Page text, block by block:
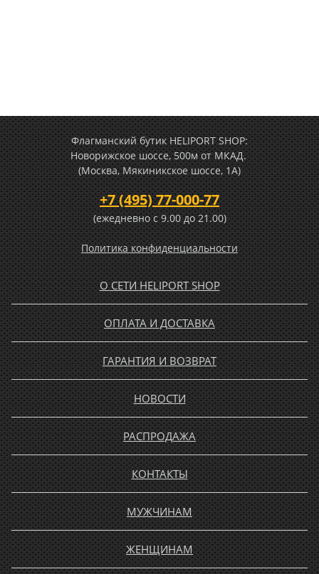
Флагманский бутик HELIPORT SHOP:
Новорижское шоссе, 500м от МКАД.
(Москва, Мякиникское шоссе, 1А)
+7 (495) 77-000-77
(ежедневно c 9.00 до 21.00)
Политика конфиденциальности
О СЕТИ HELIPORT SHOP
ОПЛАТА И ДОСТАВКА
ГАРАНТИЯ И ВОЗВРАТ
НОВОСТИ
РАСПРОДАЖА
КОНТАКТЫ
МУЖЧИНАМ
ЖЕНЩИНАМ